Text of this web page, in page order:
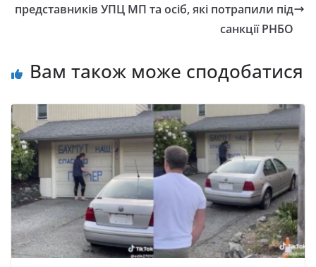
представників УПЦ МП та осіб, які потрапили під
санкції РНБО
Вам також може сподобатися